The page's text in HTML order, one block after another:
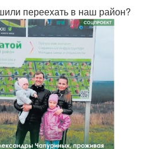
переехать в наш район?